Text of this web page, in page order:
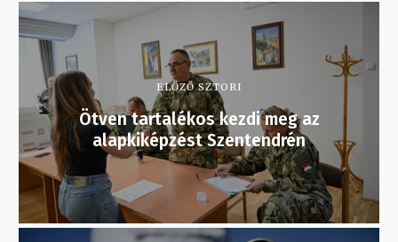
ELŐZŐ SZTORI
Ötven tartalékos kezdi meg az
alapkiképzést Szentendrén